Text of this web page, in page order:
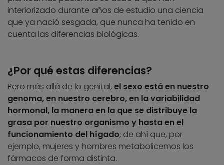
interiorizado durante años de estudio una ciencia
que ya nació sesgada, que nunca ha tenido en
cuenta las diferencias biológicas.
¿Por qué estas diferencias?
Pero más allá de lo genital, el sexo está en nuestro
genoma, en nuestro cerebro, en la variabilidad
hormonal, la manera en la que se distribuye la
grasa por nuestro organismo y hasta en el
funcionamiento del hígado; de ahí que, por
ejemplo, mujeres y hombres metabolicemos los
fármacos de forma distinta.